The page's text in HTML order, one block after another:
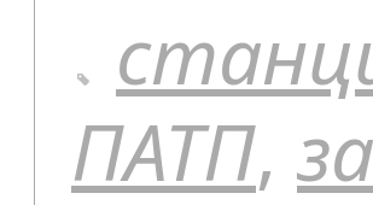
ПАТП,